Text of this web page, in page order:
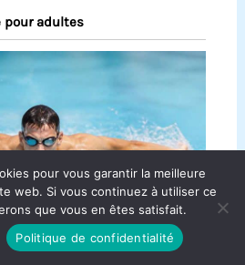
pour adultes
pour vous garantir la meilleure
web. Si vous continuez à utiliser ce
que vous en êtes satisfait.
Politique de confidentialité